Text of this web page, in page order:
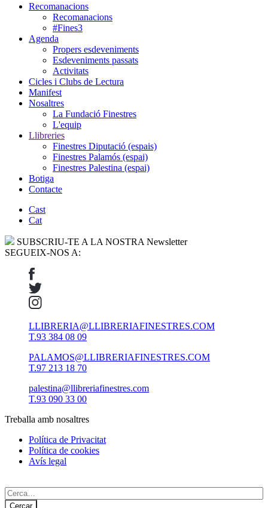
Recomanacions
Recomanacions
#Fines3
Agenda
Propers esdeveniments
Esdeveniments passats
Activitats
Cicles i Clubs de Lectura
Manifest
Nosaltres
La Fundació Finestres
L'equip
Llibreries
Finestres Diputació (espais)
Finestres Palamós (espai)
Finestres Palestina (espai)
Botiga
Contacte
Cast
Cat
SUBSCRIU-TE A LA NOSTRA Newsletter
SEGUEIX-NOS A:
LLIBRERIA@LLIBRERIAFINESTRES.COM
T.93 384 08 09
PALAMOS@LLIBRERIAFINESTRES.COM
T.97 213 18 70
palestina@llibreriafinestres.com
T.93 090 33 00
Treballa amb nosaltres
Política de Privacitat
Política de cookies
Avís legal